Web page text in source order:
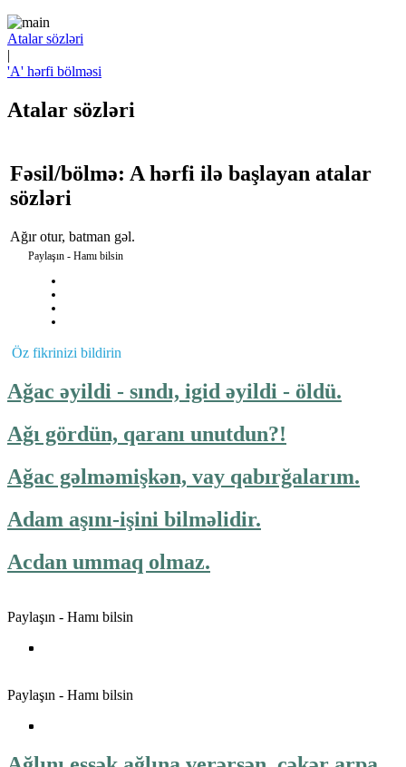
Atalar sözləri
|
'A' hərfi bölməsi
Atalar sözləri
Fəsil/bölmə: A hərfi ilə başlayan atalar
sözləri
Ağır otur, batman gəl.
Paylaşın - Hamı bilsin
Öz fikrinizi bildirin
Ağac əyildi - sındı, igid əyildi - öldü.
Ağı gördün, qaranı unutdun?!
Ağac gəlməmişkən, vay qabırğalarım.
Adam aşını-işini bilməlidir.
Acdan ummaq olmaz.
Paylaşın - Hamı bilsin
Paylaşın - Hamı bilsin